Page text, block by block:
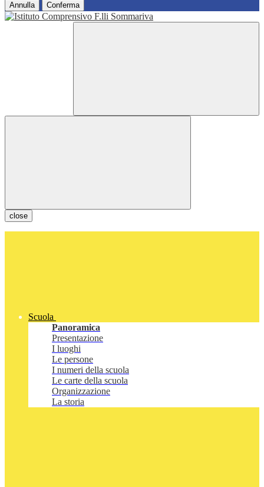
Annulla Conferma
close
Scuola
Panoramica
Presentazione
I luoghi
Le persone
I numeri della scuola
Le carte della scuola
Organizzazione
La storia